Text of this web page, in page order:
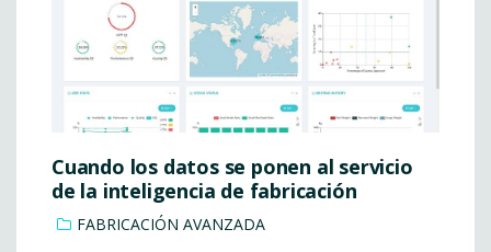
Cuando los datos se ponen al servicio
de la inteligencia de fabricación
FABRICACIÓN AVANZADA